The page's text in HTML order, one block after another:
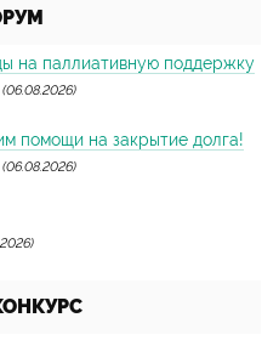
на паллиативную поддержку
(06.08.2026)
помощи на закрытие долга!
(06.08.2026)